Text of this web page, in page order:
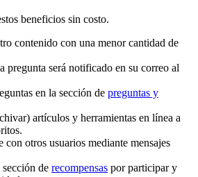
beneficios sin costo.
contenido con una menor cantidad de
pregunta será notificado en su correo al
en la sección de preguntas y
artículos y herramientas en línea a
con otros usuarios mediante mensajes
sección de recompensas por participar y